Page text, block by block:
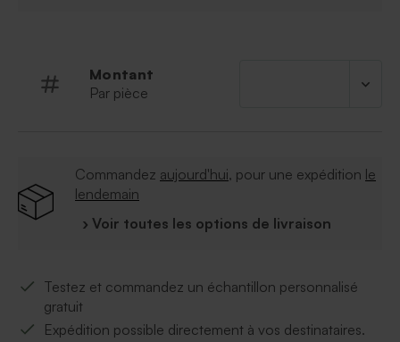
Montant
Par pièce
Commandez aujourd'hui, pour une expédition le
lendemain
› Voir toutes les options de livraison
Testez et commandez un échantillon personnalisé
gratuit
Expédition possible directement à vos destinataires.